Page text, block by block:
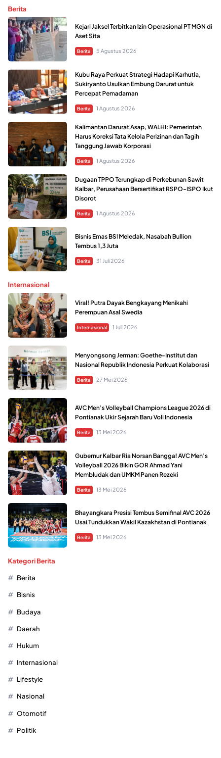
Berita
Kejari Jaksel Terbitkan Izin Operasional PT MGN di
Aset Sita
Berita 5 Agustus 2026
Kubu Raya Perkuat Strategi Hadapi Karhutla,
Sukiryanto Usulkan Embung Darurat untuk
Percepat Pemadaman
Berita 1 Agustus 2026
Kalimantan Darurat Asap, WALHI: Pemerintah
Harus Koreksi Tata Kelola Perizinan dan Tagih
Tanggung Jawab Korporasi
Berita 1 Agustus 2026
Dugaan TPPO Terungkap di Perkebunan Sawit
Kalbar, Perusahaan Bersertifikat RSPO-ISPO Ikut
Disorot
Berita 1 Agustus 2026
Bisnis Emas BSI Meledak, Nasabah Bullion
Tembus 1,3 Juta
Berita 31 Juli 2026
Internasional
Viral! Putra Dayak Bengkayang Menikahi
Perempuan Asal Swedia
Internasional 1 Juli 2026
Menyongsong Jerman: Goethe-Institut dan
Nasional Republik Indonesia Perkuat Kolaborasi
Berita 27 Mei 2026
AVC Men’s Volleyball Champions League 2026 di
Pontianak Ukir Sejarah Baru Voli Indonesia
Berita 13 Mei 2026
Gubernur Kalbar Ria Norsan Bangga! AVC Men’s
Volleyball 2026 Bikin GOR Ahmad Yani
Membludak dan UMKM Panen Rezeki
Berita 13 Mei 2026
Bhayangkara Presisi Tembus Semifinal AVC 2026
Usai Tundukkan Wakil Kazakhstan di Pontianak
Berita 13 Mei 2026
Kategori Berita
Berita
Bisnis
Budaya
Daerah
Hukum
Internasional
Lifestyle
Nasional
Otomotif
Politik